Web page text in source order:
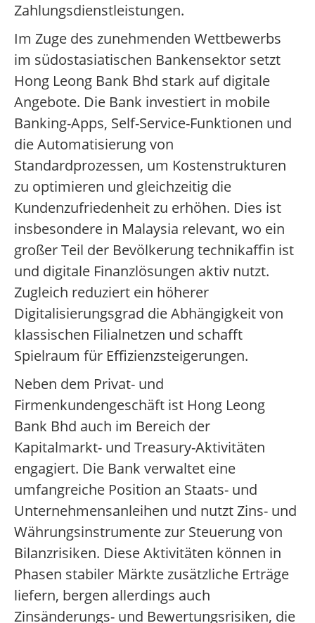
Zahlungsdienstleistungen.
Im Zuge des zunehmenden Wettbewerbs
im südostasiatischen Bankensektor setzt
Hong Leong Bank Bhd stark auf digitale
Angebote. Die Bank investiert in mobile
Banking-Apps, Self-Service-Funktionen und
die Automatisierung von
Standardprozessen, um Kostenstrukturen
zu optimieren und gleichzeitig die
Kundenzufriedenheit zu erhöhen. Dies ist
insbesondere in Malaysia relevant, wo ein
großer Teil der Bevölkerung technikaffin ist
und digitale Finanzlösungen aktiv nutzt.
Zugleich reduziert ein höherer
Digitalisierungsgrad die Abhängigkeit von
klassischen Filialnetzen und schafft
Spielraum für Effizienzsteigerungen.
Neben dem Privat- und
Firmenkundengeschäft ist Hong Leong
Bank Bhd auch im Bereich der
Kapitalmarkt- und Treasury-Aktivitäten
engagiert. Die Bank verwaltet eine
umfangreiche Position an Staats- und
Unternehmensanleihen und nutzt Zins- und
Währungsinstrumente zur Steuerung von
Bilanzrisiken. Diese Aktivitäten können in
Phasen stabiler Märkte zusätzliche Erträge
liefern, bergen allerdings auch
Zinsänderungs- und Bewertungsrisiken, die